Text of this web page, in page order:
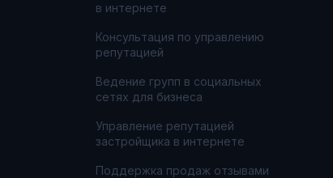
в интернете
Консультация по управлению
репутацией
Ведение групп в социальных
сетях для бизнеса
Управление репутацией
застройщика в интернете
Поддержка продаж отзывами